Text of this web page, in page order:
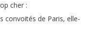
cher :
convoités de Paris, elle-